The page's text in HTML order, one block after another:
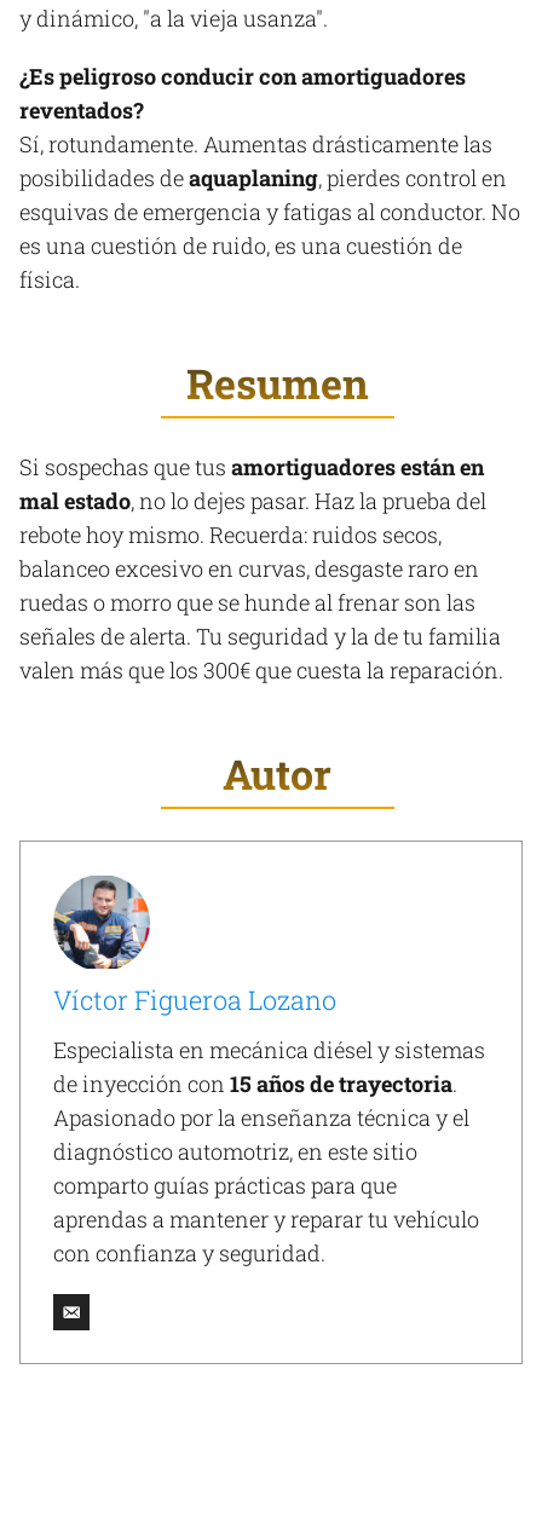
y dinámico, "a la vieja usanza".
¿Es peligroso conducir con amortiguadores
reventados?
Sí, rotundamente. Aumentas drásticamente las
posibilidades deaquaplaning, pierdes control en
esquivas de emergencia y fatigas al conductor. No
es una cuestión de ruido, es una cuestión de
física.
Resumen
Si sospechas que tus amortiguadores están en
mal estado, no lo dejes pasar. Haz la prueba del
rebote hoy mismo. Recuerda: ruidos secos,
balanceo excesivo en curvas, desgaste raro en
ruedas o morro que se hunde al frenar son las
señales de alerta. Tu seguridad y la de tu familia
valen más que los 300€ que cuesta la reparación.
Autor
Víctor Figueroa Lozano
Especialista en mecánica diésel y sistemas
de inyección con 15 años de trayectoria.
Apasionado por la enseñanza técnica y el
diagnóstico automotriz, en este sitio
comparto guías prácticas para que
aprendas a mantener y reparar tu vehículo
con confianza y seguridad.